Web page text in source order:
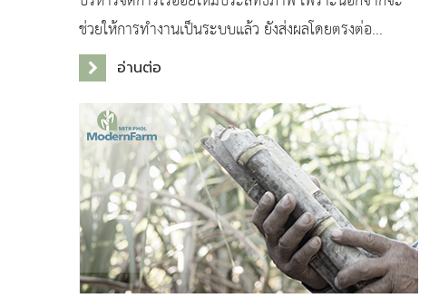
ช่วยให้การทำงานเป็นระบบแล้ว ยังส่งผลโดยตรงต่อ
คุณภาพผลผลิตและรายได้ของเกษตรกร มาดูกันว่าทำไม
การจัดลำดับแ
อ่านต่อ